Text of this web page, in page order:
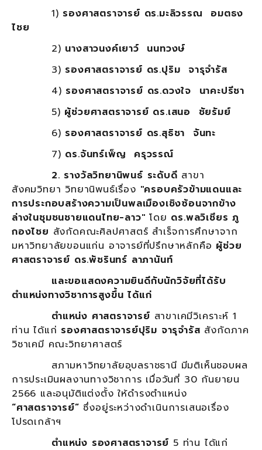
1) รองศาสตราจารย์ ดร.มะลิวรรณ อมตธง
ไชย
2) นางสาวนงค์เยาว์ นนทวงษ์
3) รองศาสตราจารย์ ดร.ปุริม จารุจำรัส
4) รองศาสตราจารย์ ดร.ดวงใจ นาคะปรีชา
5) ผู้ช่วยศาสตราจารย์ ดร.เสนอ ชัยรัมย์
6) รองศาสตราจารย์ ดร.สุธิชา จันทะ
7) ดร.จันทร์เพ็ญ ครุวรรณ์
2. รางวัลวิทยานิพนธ์ ระดับดี สาขา
สังคมวิทยา วิทยานิพนธ์เรื่อง "ครอบครัวข้ามแดนและ
การประกอบสร้างความเป็นพลเมืองเชิงซ้อนจากข้าง
ล่างในชุมชนชายแดนไทย-ลาว" โดย ดร.พลวิเชียร ภู
กองไชย สังกัดคณะศิลปศาสตร์ สำเร็จการศึกษาจาก
มหาวิทยาลัยขอนแก่น อาจารย์ที่ปรึกษาหลักคือ ผู้ช่วย
ศาสตราจารย์ ดร.พัชรินทร์ ลาภานันท์
และขอแสดงความยินดีกับนักวิจัยที่ได้รับ
ตำแหน่งทางวิชาการสูงขึ้น ได้แก่
ตำแหน่ง ศาสตราจารย์ สาขาเคมีวิเคราะห์ 1
ท่าน ได้แก่ รองศาสตราจารย์ปุริม จารุจำรัส สังกัดภาค
วิชาเคมี คณะวิทยาศาสตร์
สภามหาวิทยาลัยอุบลราชธานี มีมติเห็นชอบผล
การประเมินผลงานทางวิชาการ เมื่อวันที่ 30 กันยายน
2566 และอนุมัติแต่งตั้ง ให้ดำรงตำแหน่ง
“ศาสตราจารย์” ซึ่งอยู่ระหว่างดำเนินการเสนอเรื่อง
โปรดเกล้าฯ
ตำแหน่ง รองศาสตราจารย์ 5 ท่าน ได้แก่